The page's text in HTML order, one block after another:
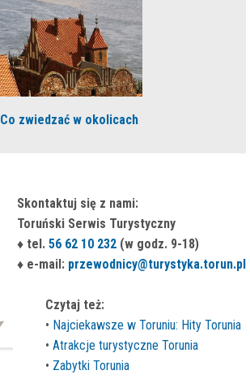
Co zwiedzać w okolicach
Skontaktuj się z nami:
Toruński Serwis Turystyczny
♦ tel. 56 62 10 232 (w godz. 9-18)
♦ e-mail: przewodnicy@turystyka.torun.pl
Czytaj też:
• Najciekawsze w Toruniu: Hity Torunia
• Atrakcje turystyczne Torunia
• Zabytki Torunia